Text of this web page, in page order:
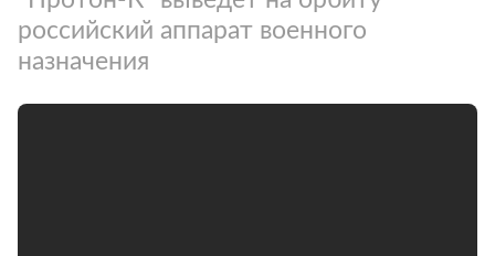
российский аппарат военного
назначения